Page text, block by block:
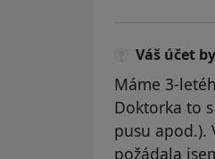
Váš účet
Máme 3-
Doktorka to
pusu apod.).
požádala